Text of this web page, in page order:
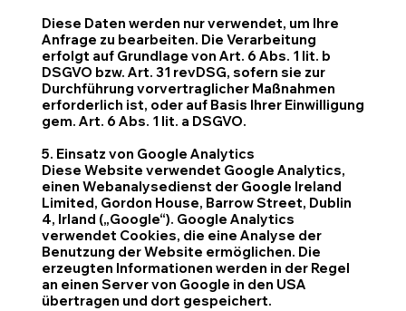
Diese Daten werden nur verwendet, um Ihre
Anfrage zu bearbeiten. Die Verarbeitung
erfolgt auf Grundlage von Art. 6 Abs. 1 lit. b
DSGVO bzw. Art. 31 revDSG, sofern sie zur
Durchführung vorvertraglicher Maßnahmen
erforderlich ist, oder auf Basis Ihrer Einwilligung
gem. Art. 6 Abs. 1 lit. a DSGVO.
5. Einsatz von Google Analytics
Diese Website verwendet Google Analytics,
einen Webanalysedienst der Google Ireland
Limited, Gordon House, Barrow Street, Dublin
4, Irland („Google“). Google Analytics
verwendet Cookies, die eine Analyse der
Benutzung der Website ermöglichen. Die
erzeugten Informationen werden in der Regel
an einen Server von Google in den USA
übertragen und dort gespeichert.